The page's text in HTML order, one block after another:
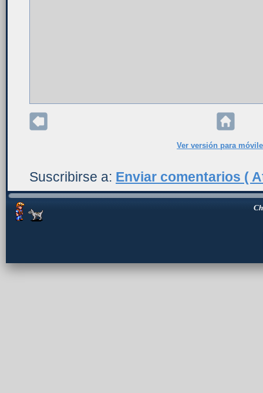
Ver versión para
Suscribirse a: Enviar comentarios (